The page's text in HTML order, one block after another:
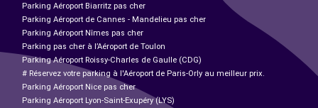
Parking Aéroport Biarritz pas cher
Parking Aéroport de Cannes - Mandelieu pas cher
Parking Aéroport Nîmes pas cher
Parking pas cher à l’Aéroport de Toulon
Parking Aéroport Roissy-Charles de Gaulle (CDG)
# Réservez votre parking à l'Aéroport de Paris-Orly au meilleur prix.
Parking Aéroport Nice pas cher
Parking Aéroport Lyon-Saint-Exupéry (LYS)